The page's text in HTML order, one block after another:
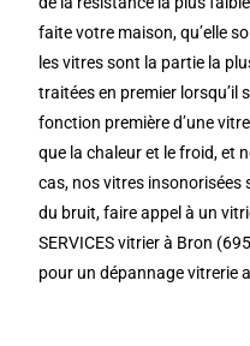
faite votre maison, qu’elle
les vitres sont la partie la
traitées en premier lorsqu’il
fonction première d’une
que la chaleur et le froid, et
cas, nos vitres insonorisées
du bruit, faire appel à un
SERVICES vitrier à Bron
pour un dépannage vitrerie